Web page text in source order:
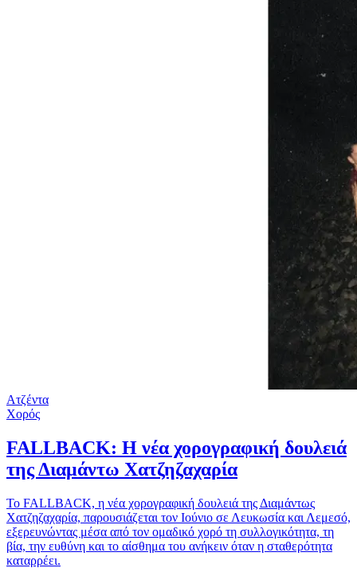
Ατζέντα
Χορός
FALLBACK: Η νέα χορογραφική δουλειά
της Διαμάντω Χατζηζαχαρία
Το FALLBACK, η νέα χορογραφική δουλειά της Διαμάντως
Χατζηζαχαρία, παρουσιάζεται τον Ιούνιο σε Λευκωσία και Λεμεσό,
εξερευνώντας μέσα από τον ομαδικό χορό τη συλλογικότητα, τη
βία, την ευθύνη και το αίσθημα του ανήκειν όταν η σταθερότητα
καταρρέει.